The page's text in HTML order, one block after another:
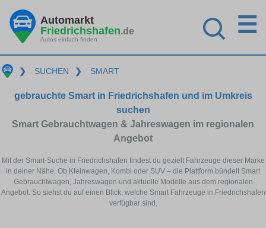
Automarkt
Friedrichshafen.de
Autos einfach finden
☰
❯ SUCHEN ❯ SMART
gebrauchte Smart in Friedrichshafen und im Umkreis
suchen
Smart Gebrauchtwagen & Jahreswagen im regionalen
Angebot
Mit der Smart-Suche in Friedrichshafen findest du gezielt Fahrzeuge dieser Marke
in deiner Nähe. Ob Kleinwagen, Kombi oder SUV – die Plattform bündelt Smart
Gebrauchtwagen, Jahreswagen und aktuelle Modelle aus dem regionalen
Angebot. So siehst du auf einen Blick, welche Smart Fahrzeuge in Friedrichshafen
verfügbar sind.